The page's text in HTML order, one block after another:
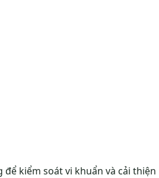
kiểm soát vi khuẩn và cải thiện